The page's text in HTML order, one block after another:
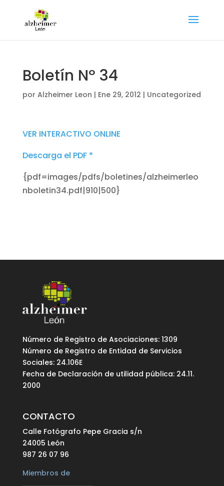
Boletín Nº 34
por Alzheimer Leon | Ene 29, 2012 | Uncategorized
VER INTERACTIVO ONLINE
Descarga el PDF *
{pdf=images/pdfs/boletines/alzheimerleo
nboletin34.pdf|910|500}
Número de Registro de Asociaciones: 1309
Número de Registro de Entidad de Servicios
Sociales: 24.106E
Fecha de Declaración de utilidad pública: 24.11.
2000
CONTACTO
Calle Fotógrafo Pepe Gracia s/n
24005 León
987 26 07 96
Miembros de